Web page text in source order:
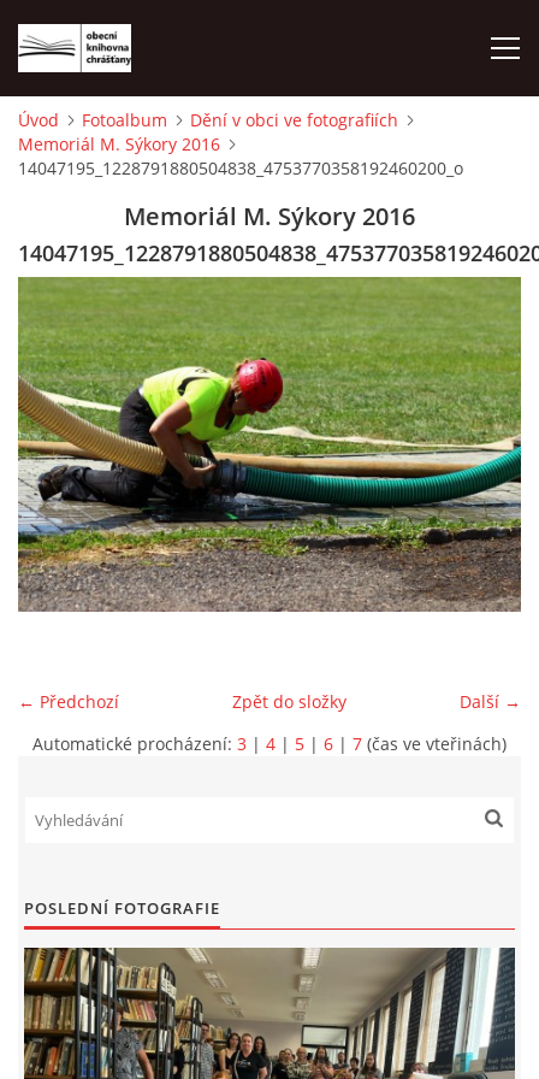
ÚVOD
LETNÍ KINO 2026
VÝPŮJČNÍ DOBA
KONTAKTY
ON-LINE KATALOG
WEBOVÁ KAMERA
VIDEA Z DRONU
"KNIHOBUDKY"
E-KNIHY DO KAŽDÉ KNIHOVNY
GRANTY A DOTACE
Úvod Fotoalbum
Dění v obci ve fotografiích
Memoriál M. Sýkory 2016
14047195_1228791880504838_4753770358192460200_o
Memoriál M. Sýkory 2016
← Předchozí Další →
Zpět do složky
Automatické procházení: 3 | 4 | 5 | 6 | 7 (čas ve vteřinách)
POSLEDNÍ FOTOGRAFIE